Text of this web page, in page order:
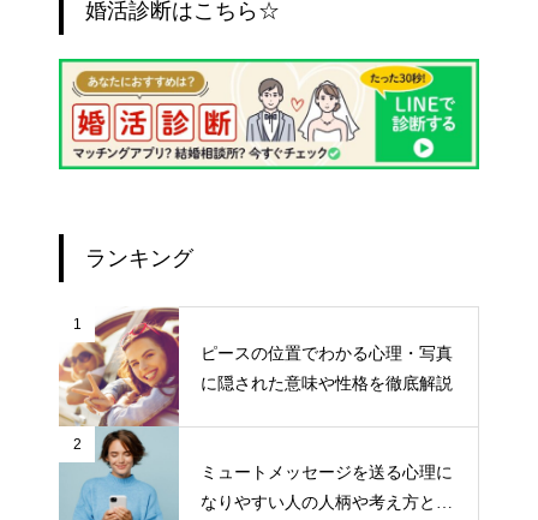
婚活診断はこちら☆
ランキング
1
ピースの位置でわかる心理・写真
に隠された意味や性格を徹底解説
2
ミュートメッセージを送る心理に
なりやすい人の人柄や考え方と